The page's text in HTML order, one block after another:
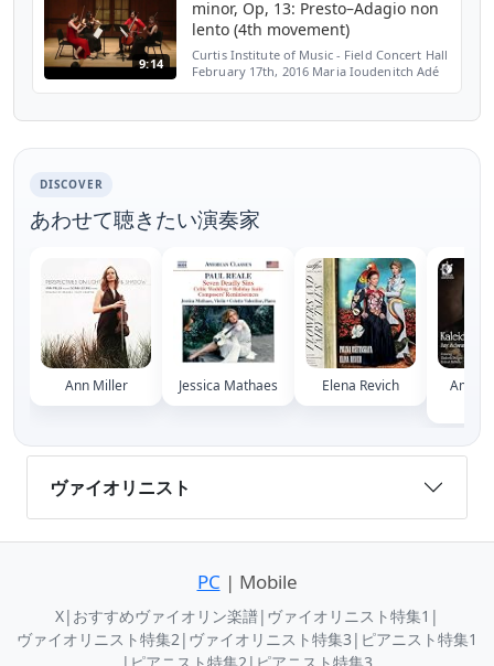
9:14
minor, Op, 13: Presto–Adagio non
lento (4th movement)
Curtis Institute of Music - Field Concert Hall
February 17th, 2016 Maria Ioudenitch Adé
DISCOVER
あわせて聴きたい演奏家
Ann Miller Jessica Mathaes Elena Revich
Amy
ヴァイオリニスト
PC | Mobile
X| おすすめヴァイオリン楽譜| ヴァイオリニスト特集1 |
ヴァイオリニスト特集2| ヴァイオリニスト特集3 | ピアニスト特集1